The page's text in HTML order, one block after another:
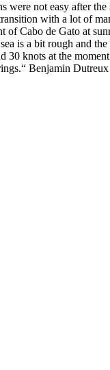
were not easy after the
with a lot of
of Cabo de Gato at
is a bit rough and
30 knots at the
Benjamin Dutreux